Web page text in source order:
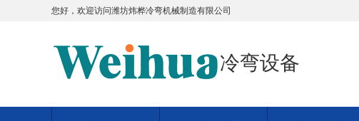
您好，欢迎访问潍坊炜桦冷弯机械制造有限公司
冷弯设备